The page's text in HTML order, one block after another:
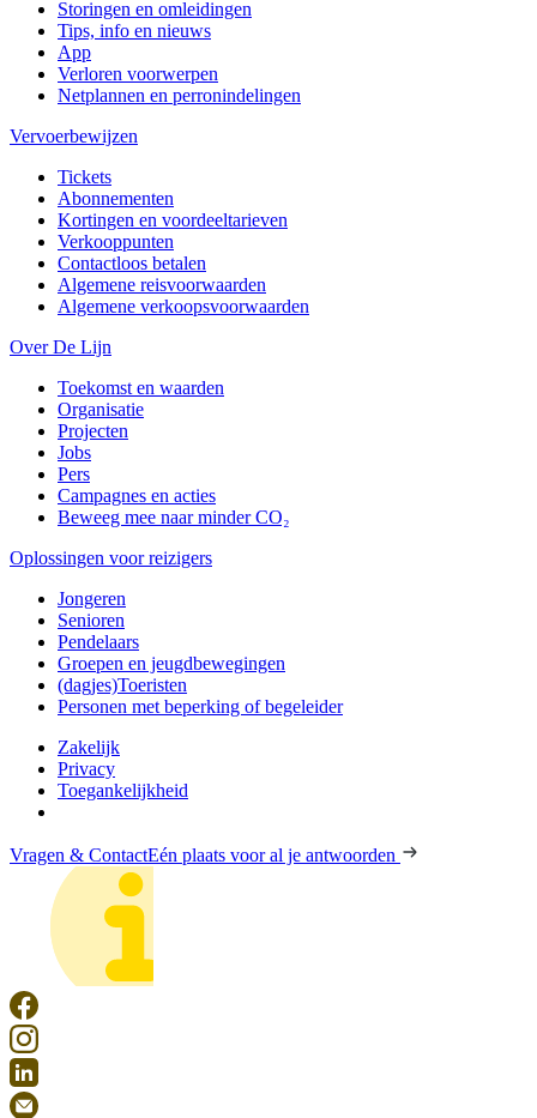
Storingen en omleidingen
Tips, info en nieuws
App
Verloren voorwerpen
Netplannen en perronindelingen
Vervoerbewijzen
Tickets
Abonnementen
Kortingen en voordeeltarieven
Verkooppunten
Contactloos betalen
Algemene reisvoorwaarden
Algemene verkoopsvoorwaarden
Over De Lijn
Toekomst en waarden
Organisatie
Projecten
Jobs
Pers
Campagnes en acties
Beweeg mee naar minder CO₂
Oplossingen voor reizigers
Jongeren
Senioren
Pendelaars
Groepen en jeugdbewegingen
(dagjes)Toeristen
Personen met beperking of begeleider
Zakelijk
Privacy
Toegankelijkheid
Vragen & ContactEén plaats voor al je antwoorden